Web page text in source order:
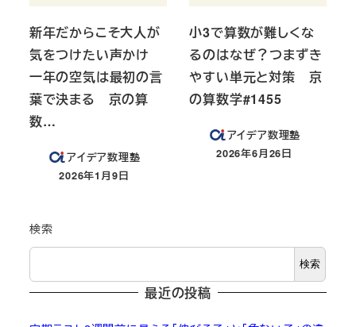
新年だからこそ大人が
気をつけたい声かけ
一年の空気は最初の言
葉で決まる 京の算
数…
アイデア数理塾
投稿日
2026年1月9日
小3で算数が難しくな
るのはなぜ？つまずき
やすい単元と対策 京
の算数学#1455
アイデア数理塾
投稿日
2026年6月26日
検索
検索
最近の投稿